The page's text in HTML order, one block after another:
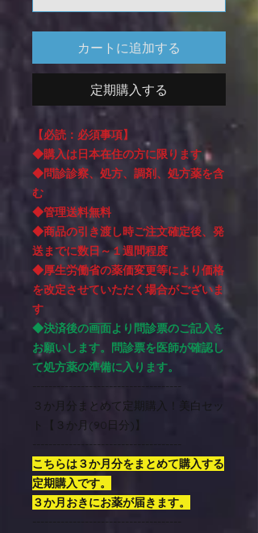
カートに追加する
定期購入する
【必読：必須事項】
◆購入は日本在住の方に限ります
◆問診診察、処方、調剤、処方薬を含
む
◆管理送料無料
◆商品の引き渡し時ご注文確定後、発
送までに数日～１週間程度
◆厚生労働省の薬価変更等により価格
を改定させていただく場合がございま
す
◆決済後の画面より問診票のご記入を
お願いします。問診票を医師が確認し
て処方薬の準備に入ります。
-------------------------------------
３か月分まとめて定期購入！美白セッ
ト【３か月(90日分)】
-------------------------------------
こちらは３か月分をまとめて購入する
定期購入です。
３か月おきにお薬が届きます。
-------------------------------------